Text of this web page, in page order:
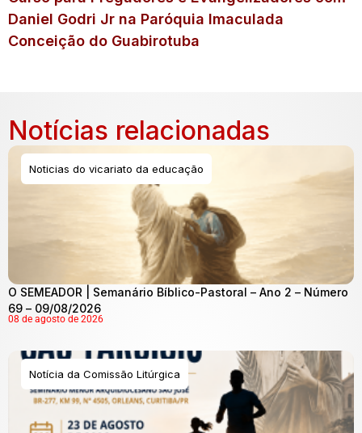
Daniel Godri Jr na Paróquia Imaculada
Conceição do Guabirotuba
Notícias relacionadas
Noticias do vicariato da educação
O SEMEADOR | Semanário Bíblico-Pastoral – Ano 2 – Número
69 – 09/08/2026
08 de agosto de 2026
Notícia da Comissão Litúrgica